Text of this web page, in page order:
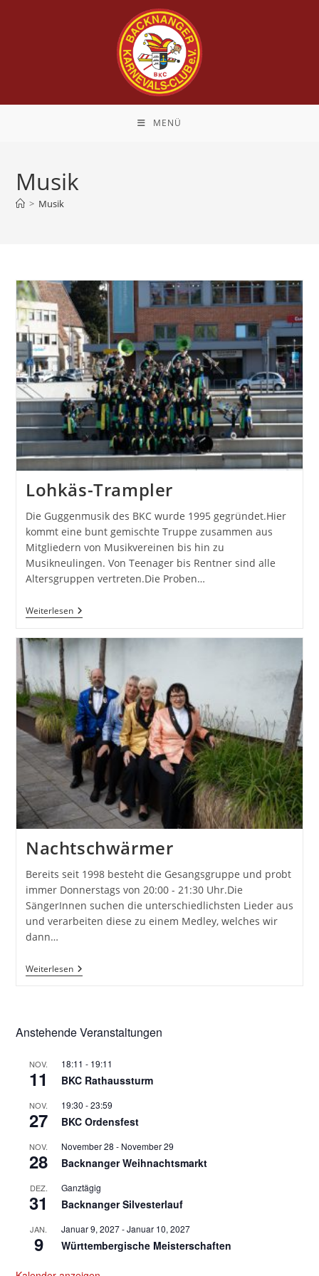
MENÜ
Musik
> Musik
Lohkäs-Trampler
Die Guggenmusik des BKC wurde 1995 gegründet.Hier
kommt eine bunt gemischte Truppe zusammen aus
Mitgliedern von Musikvereinen bis hin zu
Musikneulingen. Von Teenager bis Rentner sind alle
Altersgruppen vertreten.Die Proben…
WeiterlesenLohkäs-
Trampler
Nachtschwärmer
Bereits seit 1998 besteht die Gesangsgruppe und probt
immer Donnerstags von 20:00 - 21:30 Uhr.Die
SängerInnen suchen die unterschiedlichsten Lieder aus
und verarbeiten diese zu einem Medley, welches wir
dann…
WeiterlesenNachtschwärmer
Anstehende Veranstaltungen
NOV.
11
18:11 - 19:11
BKC Rathaussturm
NOV.
27
19:30 -23:59
BKC Ordensfest
NOV.
28
November 28 - November 29
Backnanger Weihnachtsmarkt
DEZ.
31
Ganztägig
Backnanger Silvesterlauf
JAN.
9
Januar 9, 2027-Januar 10, 2027
Württembergische Meisterschaften